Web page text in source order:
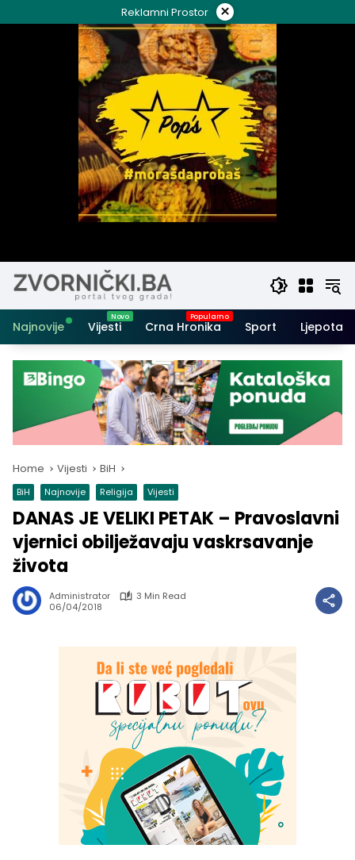
to
Reklamni Prostor ×
Najnovije Vijesti Crna Hronika Sport Ljepota i
Home Vijesti BiH
BiH Najnovije Religija Vijesti
DANAS JE VELIKI PETAK – Pravoslavni
vjernici obilježavaju vaskrsavanje
života
Administrator
3 Min Read
06/04/2018